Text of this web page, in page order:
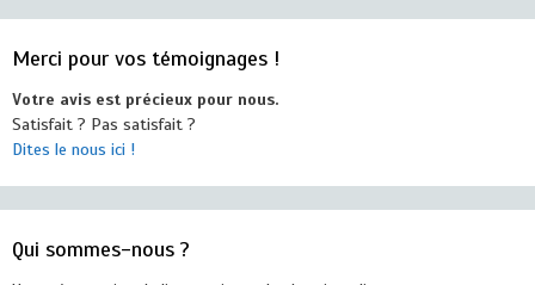
Merci pour vos témoignages !
Votre avis est précieux pour nous.
Satisfait ? Pas satisfait ?
Dites le nous ici !
Qui sommes-nous ?